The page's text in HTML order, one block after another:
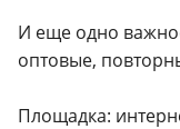
И еще одно
оптовые,
Площадка: